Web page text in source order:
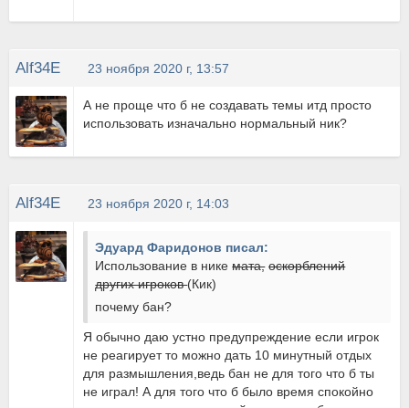
Alf34E 23 ноября 2020 г, 13:57
А не проще что б не создавать темы итд просто
использовать изначально нормальный ник?
Alf34E 23 ноября 2020 г, 14:03
Эдуард Фаридонов писал:
Использование в никемата, оскорблений
других игроков(Кик)
почему бан?
Я обычно даю устно предупреждение если игрок
не реагирует то можно дать 10 минутный отдых
для размышления,ведь бан не для того что б ты
не играл! А для того что б было время спокойно